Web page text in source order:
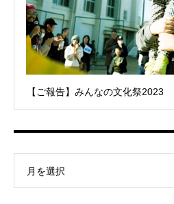
【ご報告】みんなの文化祭2023
月を選択